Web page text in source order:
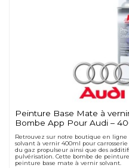
Peinture Base Mate à
Bombe App Pour Audi –
Retrouvez sur notre boutique en
solvant à vernir 400ml pour
du gaz propulseur ainsi que des
pulvérisation. Cette bombe de
peinture base mate à vernir solvant.